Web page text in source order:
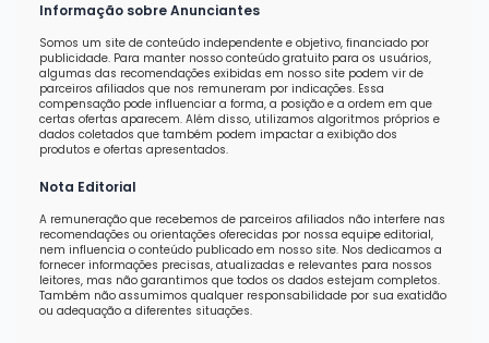
Informação sobre Anunciantes
Somos um site de conteúdo independente e objetivo, financiado por
publicidade. Para manter nosso conteúdo gratuito para os usuários,
algumas das recomendações exibidas em nosso site podem vir de
parceiros afiliados que nos remuneram por indicações. Essa
compensação pode influenciar a forma, a posição e a ordem em que
certas ofertas aparecem. Além disso, utilizamos algoritmos próprios e
dados coletados que também podem impactar a exibição dos
produtos e ofertas apresentados.
Nota Editorial
A remuneração que recebemos de parceiros afiliados não interfere nas
recomendações ou orientações oferecidas por nossa equipe editorial,
nem influencia o conteúdo publicado em nosso site. Nos dedicamos a
fornecer informações precisas, atualizadas e relevantes para nossos
leitores, mas não garantimos que todos os dados estejam completos.
Também não assumimos qualquer responsabilidade por sua exatidão
ou adequação a diferentes situações.